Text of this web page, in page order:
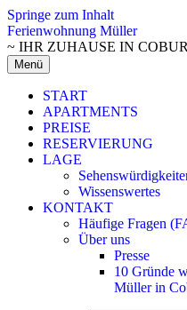
Springe zum Inhalt
Ferienwohnung Müller
~ IHR ZUHAUSE IN
Menü
START
APARTMENTS
PREISE
RESERVIERUNG
LAGE
Wissenswertes
KONTAKT
Häufige Fragen
Über uns
Presse
10 Gründe
Müller in